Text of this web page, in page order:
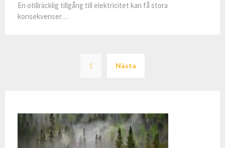
En otillräcklig tillgång till elektricitet kan få stora
konsekvenser…
för
1 Nästa